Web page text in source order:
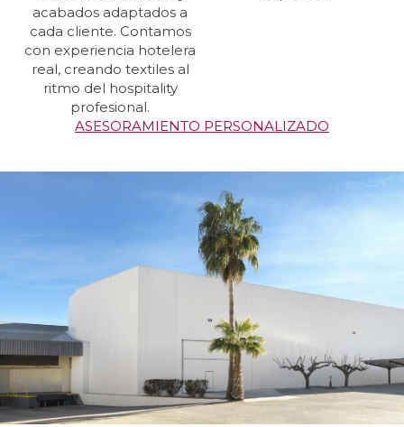
acabados adaptados a
cada cliente. Contamos
con experiencia hotelera
real, creando textiles al
ritmo del hospitality
profesional.
ASESORAMIENTO PERSONALIZADO